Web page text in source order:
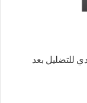
للتضليل بعد